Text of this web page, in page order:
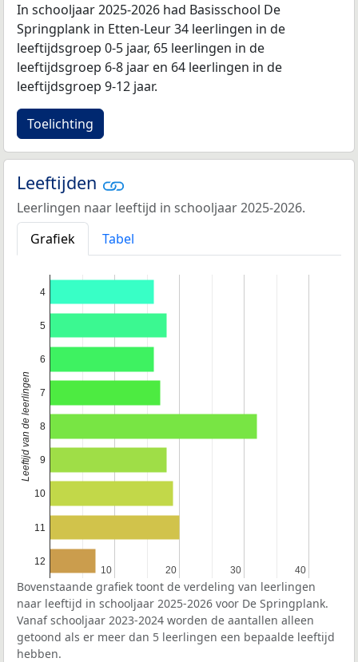
In schooljaar 2025-2026 had Basisschool De
Springplank in Etten-Leur 34 leerlingen in de
leeftijdsgroep 0-5 jaar, 65 leerlingen in de
leeftijdsgroep 6-8 jaar en 64 leerlingen in de
leeftijdsgroep 9-12 jaar.
Toelichting
Leeftijden
Leerlingen naar leeftijd in schooljaar 2025-2026.
Grafiek
Tabel
10
10 20
20 30
30 40
40
4
5
6
7
8
9
10
11
12
Leeftijd van de leerlingen
Bovenstaande grafiek toont de verdeling van leerlingen
naar leeftijd in schooljaar 2025-2026 voor De Springplank.
Vanaf schooljaar 2023-2024 worden de aantallen alleen
getoond als er meer dan 5 leerlingen een bepaalde leeftijd
hebben.